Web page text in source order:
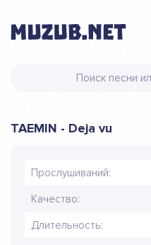
TAEMIN - Deja vu
Прослушиваний:
Качество:
Длительность: